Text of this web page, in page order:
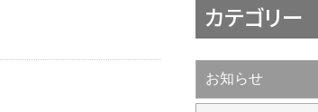
カテゴリー
お知らせ